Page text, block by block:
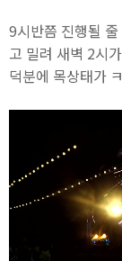
9시반쯤 진행될
고 밀려 새벽 2시
덕분에 목상태가